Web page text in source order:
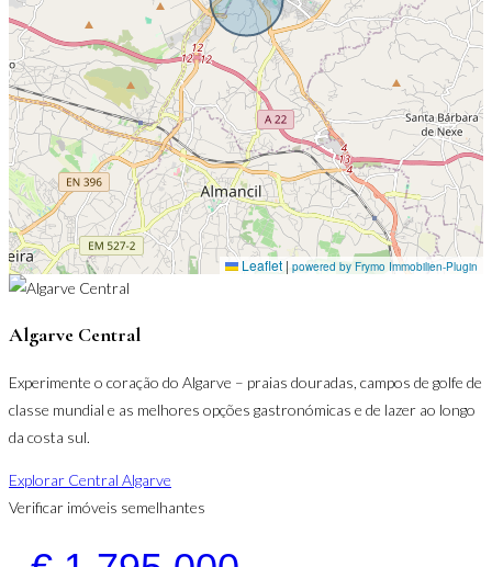
Leaflet | powered by Frymo Immobilien-Plugin
Algarve Central
Experimente o coração do Algarve – praias douradas, campos de golfe de
classe mundial e as melhores opções gastronómicas e de lazer ao longo
da costa sul.
Explorar Central Algarve
Verificar imóveis semelhantes